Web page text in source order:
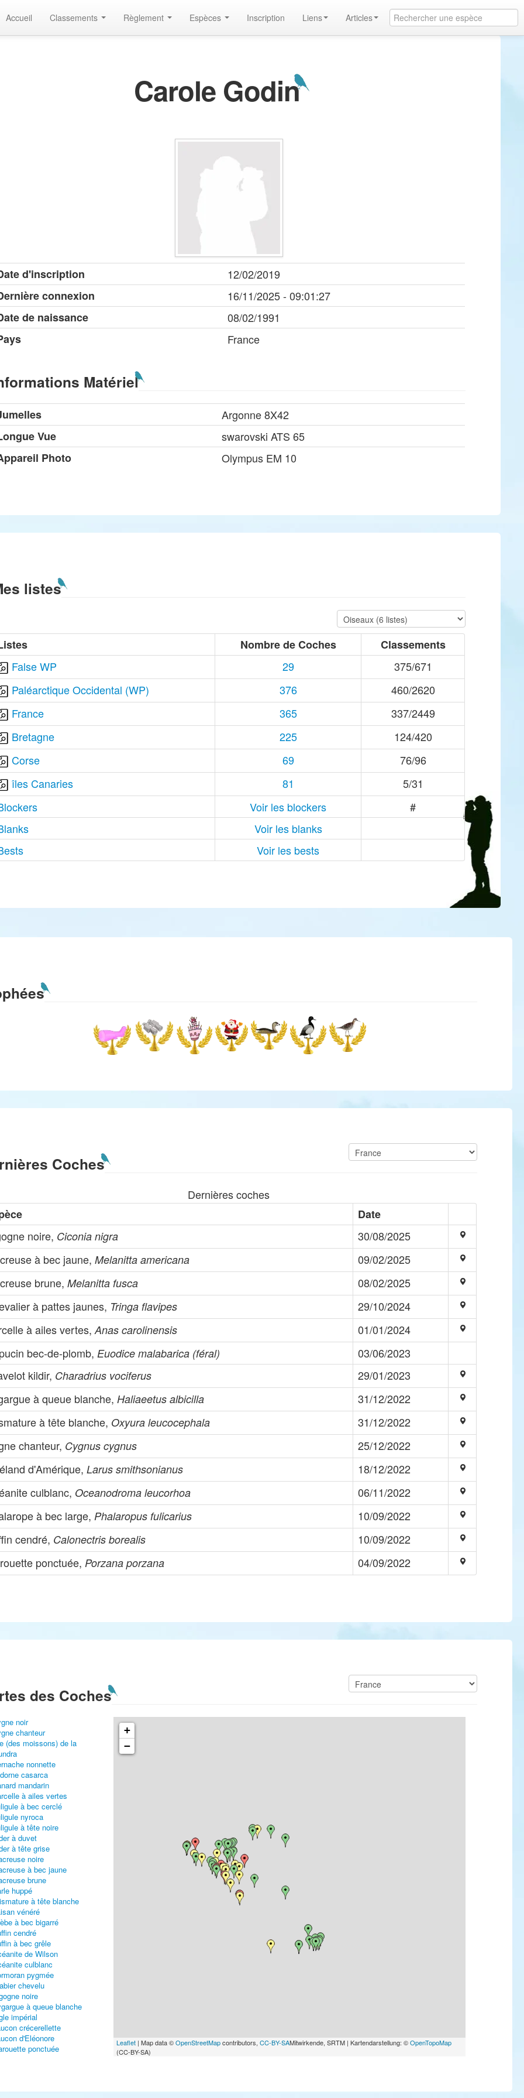
Accueil Classements Règlement Espèces Inscription Liens Articles
Carole Godin
d'inscription
12/02/2019
connexion
16/11/2025 - 09:01:27
de naissance
08/02/1991
France
Matériel
Argonne 8X42
Vue
swarovski ATS 65
Photo
Olympus EM 10
listes
Nombre de Coches
Classements
False WP
29
375/671
Paléarctique Occidental (WP)
376
460/2620
France
365
337/2449
Bretagne
225
124/420
Corse
69
76/96
îles Canaries
81
5/31
Voir les blockers
#
Voir les blanks
Voir les bests
Coches
Dernières coches
Date
noire, Ciconia nigra
30/08/2025
à bec jaune,Melanitta americana
09/02/2025
brune,Melanitta fusca
08/02/2025
à pattes jaunes, Tringa flavipes
29/10/2024
à ailes vertes,Anas carolinensis
01/01/2024
bec-de-plomb, Euodice malabarica (féral)
03/06/2023
kildir, Charadrius vociferus
29/01/2023
à queue blanche, Haliaeetus albicilla
31/12/2022
à tête blanche, Oxyura leucocephala
31/12/2022
chanteur, Cygnus cygnus
25/12/2022
d'Amérique,Larus smithsonianus
18/12/2022
culblanc, Oceanodroma leucorhoa
06/11/2022
à bec large, Phalaropus fulicarius
10/09/2022
cendré, Calonectris borealis
10/09/2022
ponctuée, Porzana porzana 04/09/2022
des Coches
noir
chanteur
(des moissons) de la
nonnette
casarca
mandarin
à ailes vertes
à bec cerclé
nyroca
à tête noire
à duvet
à tête grise
noire
à bec jaune
brune
huppé
à tête blanche
vénéré
à bec bigarré
cendré
à bec grêle
de Wilson
culblanc
pygmée
chevelu
noire
à queue blanche
impérial
crécerellette
d'Eléonore
ponctuée
kildir
+
−
Leaflet| Map data ©OpenStreetMapcontributors, CC-BY-SAMitwirkende, SRTM | Kartendarstellung: ©OpenTopoMap
(CC-BY-SA)